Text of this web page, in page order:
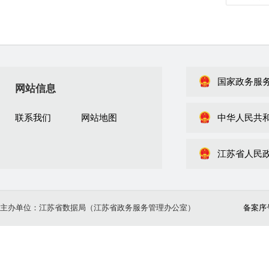
网站信息
联系我们 网站地图
国家政务服
中华人民共
江苏省人民
主办单位：江苏省数据局（江苏省政务服务管理办公室） 备案序